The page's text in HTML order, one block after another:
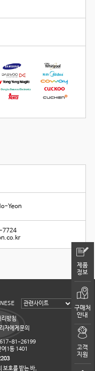
Yeon
제품
정보
구매처
안내
고객
지원
리방침
자에게문의
81-26199
1동 1401
보호를 받는 바,